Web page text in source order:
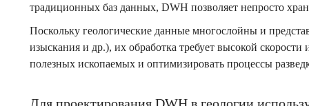
традиционных баз данных, DWH позволяет непросто
Поскольку геологические данные многослойны и
изыскания и др.), их обработка требует высокой
полезных ископаемых и оптимизировать процессы